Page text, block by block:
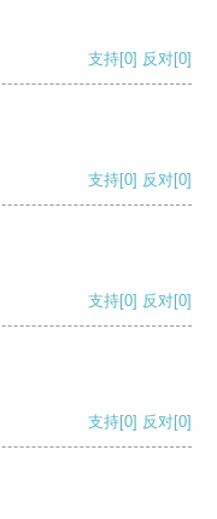
支持[0] 反对[0]
支持[0] 反对[0]
支持[0] 反对[0]
支持[0] 反对[0]